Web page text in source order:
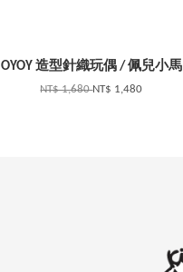
OYOY 造型針織玩偶 / 佩兒小馬
NT$ 1,680NT$ 1,480